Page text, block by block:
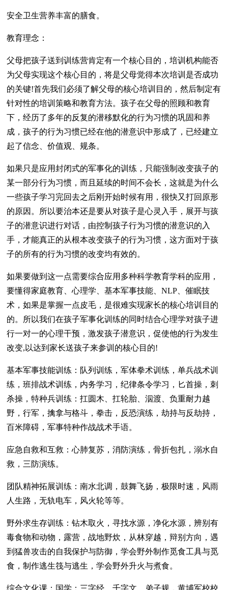
安全卫生营养丰富的膳食。
教育理念：
父母把孩子送到训练营肯定有一个核心目的，培训机构能否
为父母实现这个核心目的，将是父母觉得本次培训是否成功
的关键!首先我们必须了解父母的核心培训目的，然后制定有
针对性的培训策略和教育方法。孩子在父母的照顾和教育
下，经历了多年的反复的潜移默化的行为习惯的巩固和养
成，孩子的行为习惯已经在他的潜意识中形成了，已经建立
起了信念、价值观、规条。
如果只是应用封闭式的军事化的训练，只能强制改变孩子的
某一部分行为习惯，而且延续的时间不会长，这就是为什么
一些孩子学习完回去之后刚开始时候有用，很快又打回原形
的原因。所以要治本还是要从对孩子是心灵入手，展开与孩
子的潜意识进行对话，由控制孩子行为习惯的潜意识的入
手，才能真正的从根本改变孩子的行为习惯，这方面对于孩
子的所有的行为习惯的改变均有效的。
如果要做到这一点需要综合应用多种科学教育学科的应用，
要懂得家庭教育、心理学、基本军事技能、NLP、催眠技
术，如果是掌握一点皮毛，是很难实现家长的核心培训目的
的。所以我们在孩子军事化训练的同时结合心理学对孩子进
行一对一的心理干预，激发孩子潜意识，促使他的行为发生
改变,以达到家长送孩子来参训的核心目的!
基本军事技能训练：队列训练，军体拳术训练，单兵战术训
练，班排战术训练，内务学习，纪律条令学习，匕首操，刺
杀操，特种兵训练：扛圆木、扛轮胎、泅渡、负重耐力越
野，行军，擒拿与格斗，拳击，反恐演练，劫持与反劫持，
百米障碍，军事特种作战战术手语。
应急自救和互救：心肺复苏，消防演练，骨折包扎，溺水自
救，三防演练。
团队精神拓展训练：南水北调，鼓舞飞扬，极限时速，风雨
人生路，无轨电车，风火轮等等。
野外求生存训练：钻木取火，寻找水源，净化水源，辨别有
毒食物和动物，露营，战地野炊，从林穿越，辩别方向，遇
到猛兽攻击的自我保护与防御，学会野外制作觅食工具与觅
食，制作逃生筏与逃生，学会野外升火与煮食。
综合文化课：国学：三字经、千字文、弟子规，黄埔军校校